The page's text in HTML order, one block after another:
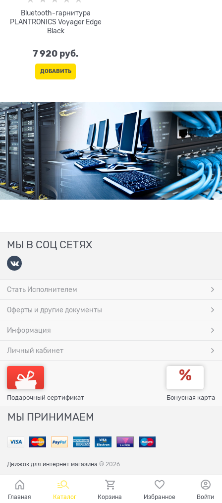
Bluetooth-гарнитура
PLANTRONICS Voyager Edge
Black
7 920 руб.
ДОБАВИТЬ
МЫ В СОЦ СЕТЯХ
Стать Исполнителем
Оферты и другие документы
Информация
Личный кабинет
Подарочный сертификат Бонусная карта
МЫ ПРИНИМАЕМ
Движок для интернет магазина © 2026
Главная Каталог Корзина Избранное Войти